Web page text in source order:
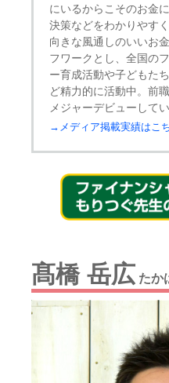
にいるからこそのお金
決策などをわかりやす
向きな⾵通しのいいお
フワークとし、全国の
ー育成活動や⼦どもた
ど精⼒的に活動中。前
メジャーデビューして
→メディア掲載実績はこ
髙橋 岳広 たか